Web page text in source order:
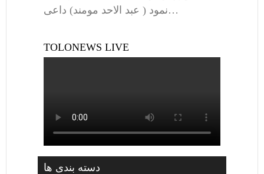
نمود ( عبد الاحد مومند) داعی…
TOLONEWS LIVE
دسته بندی ها